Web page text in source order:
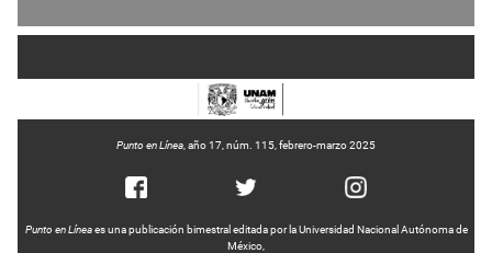
Punto en Línea , año 17, núm. 115, febrero-marzo 2025
Punto en Líneaes una publicación bimestral editada por la Universidad Nacional Autónoma de
México,